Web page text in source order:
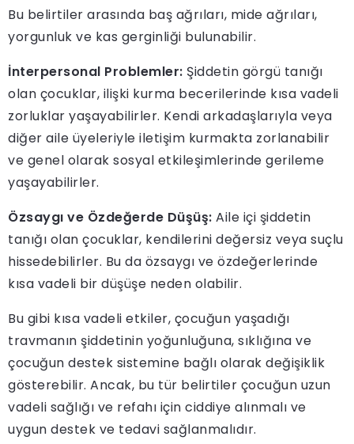
Bu belirtiler arasında baş ağrıları, mide ağrıları,
yorgunluk ve kas gerginliği bulunabilir.
İnterpersonal Problemler: Şiddetin görgü tanığı
olan çocuklar, ilişki kurma becerilerinde kısa vadeli
zorluklar yaşayabilirler. Kendi arkadaşlarıyla veya
diğer aile üyeleriyle iletişim kurmakta zorlanabilir
ve genel olarak sosyal etkileşimlerinde gerileme
yaşayabilirler.
Özsaygı ve Özdeğerde Düşüş: Aile içi şiddetin
tanığı olan çocuklar, kendilerini değersiz veya suçlu
hissedebilirler. Bu da özsaygı ve özdeğerlerinde
kısa vadeli bir düşüşe neden olabilir.
Bu gibi kısa vadeli etkiler, çocuğun yaşadığı
travmanın şiddetinin yoğunluğuna, sıklığına ve
çocuğun destek sistemine bağlı olarak değişiklik
gösterebilir. Ancak, bu tür belirtiler çocuğun uzun
vadeli sağlığı ve refahı için ciddiye alınmalı ve
uygun destek ve tedavi sağlanmalıdır.